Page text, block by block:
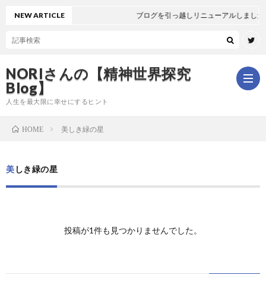
NORIさんの【精神世界探究
Blog】
人生を最大限に幸せにするヒント
に
情
て
お
NEW ARTICLE ブログを引っ越しリニューアルしました
HOME 美しき緑の星
美しき緑の星
投稿が1件も見つかりませんでした。